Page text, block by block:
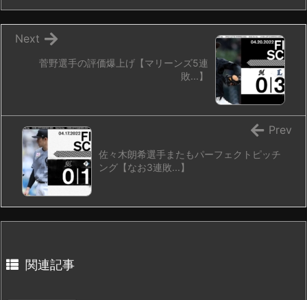
菅野選手の評価爆上げ【マリーンズ5連
敗...】
Next
佐々木朗希選手またもパーフェクトピッチ
ング【なお3連敗...】
Prev
関連記事